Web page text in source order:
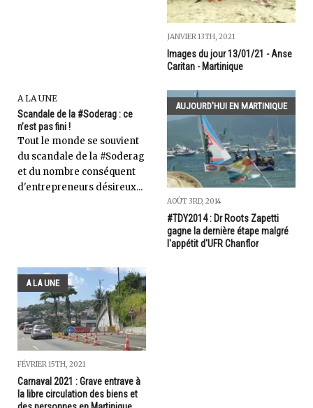
JANVIER 13TH, 2021
Images du jour 13/01/21 - Anse
Caritan - Martinique
A LA UNE
Scandale de la #Soderag : ce
n’est pas fini !
Tout le monde se souvient
du scandale de la #Soderag
et du nombre conséquent
d'entrepreneurs désireux...
AUJOURD'HUI EN MARTINIQUE
AOÛT 3RD, 2014
#TDY2014 : Dr Roots Zapetti
gagne la dernière étape malgré
l'appétit d'UFR Chanflor
A LA UNE
FÉVRIER 15TH, 2021
Carnaval 2021 : Grave entrave à
la libre circulation des biens et